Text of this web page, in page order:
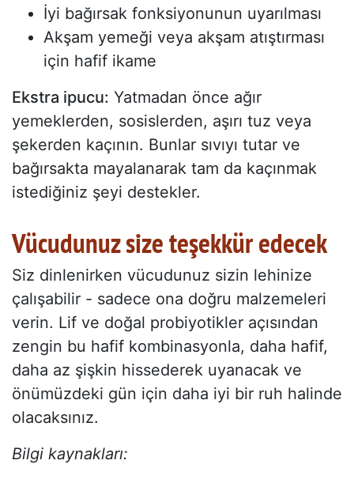
İyi bağırsak fonksiyonunun uyarılması
Akşam yemeği veya akşam atıştırması
için hafif ikame
Ekstra ipucu: Yatmadan önce ağır
yemeklerden, sosislerden, aşırı tuz veya
şekerden kaçının. Bunlar sıvıyı tutar ve
bağırsakta mayalanarak tam da kaçınmak
istediğiniz şeyi destekler.
Vücudunuz size teşekkür edecek
Siz dinlenirken vücudunuz sizin lehinize
çalışabilir - sadece ona doğru malzemeleri
verin. Lif ve doğal probiyotikler açısından
zengin bu hafif kombinasyonla, daha hafif,
daha az şişkin hissederek uyanacak ve
önümüzdeki gün için daha iyi bir ruh halinde
olacaksınız.
Bilgi kaynakları: